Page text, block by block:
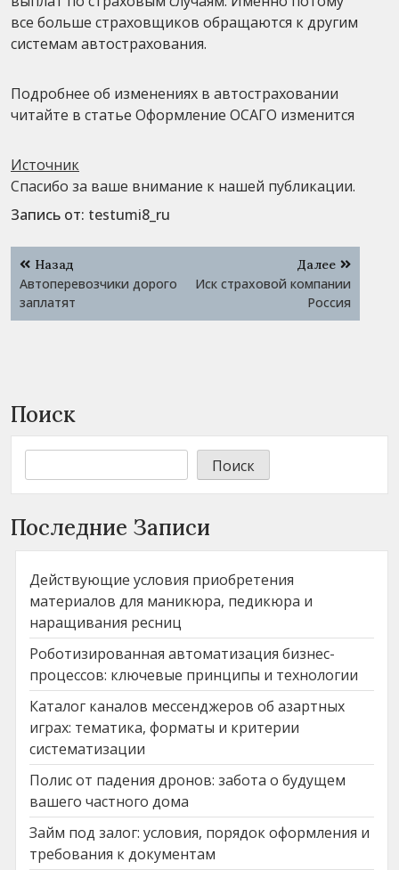
все больше страховщиков обращаются к другим
системам автострахования.
Подробнее об изменениях в автостраховании
читайте в статье Оформление ОСАГО изменится
Источник
Спасибо за ваше внимание к нашей публикации.
Запись от: testumi8_ru
Навигация
по
записям
Назад
Автоперевозчики дорого
заплатят
Далее
Иск страховой компании
Россия
Поиск
Поиск
Последние Записи
Действующие условия приобретения
материалов для маникюра, педикюра и
наращивания ресниц
Роботизированная автоматизация бизнес-
процессов: ключевые принципы и технологии
Каталог каналов мессенджеров об азартных
играх: тематика, форматы и критерии
систематизации
Полис от падения дронов: забота о будущем
вашего частного дома
Займ под залог: условия, порядок оформления и
требования к документам